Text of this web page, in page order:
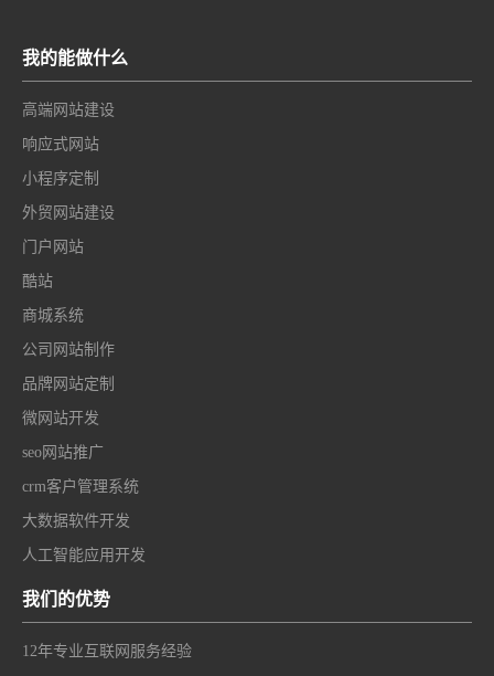
我的能做什么
高端网站建设
响应式网站
小程序定制
外贸网站建设
门户网站
酷站
商城系统
公司网站制作
品牌网站定制
微网站开发
seo网站推广
crm客户管理系统
大数据软件开发
人工智能应用开发
我们的优势
12年专业互联网服务经验